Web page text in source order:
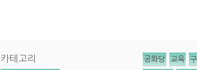
카테고리 공화당 교육